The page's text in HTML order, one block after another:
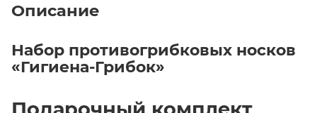
Описание
Набор противогрибковых носков
«Гигиена-Грибок»